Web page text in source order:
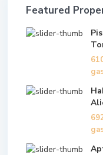
Featured